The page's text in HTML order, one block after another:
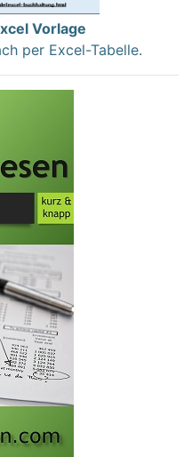
Vorlage
per Excel-Tabelle.